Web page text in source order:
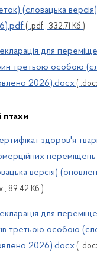
(словацька
( .pdf , 332.71 Кб )
для
третьою особою
2026).docx (
птахи
здоров'я
переміщень
версія)
, 89.42 Кб )
для
третьою особою
2026).docx (